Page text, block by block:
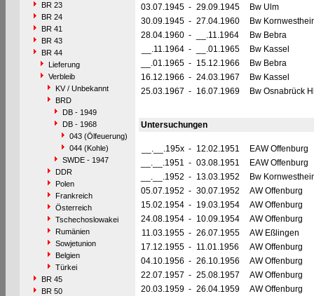
BR 23
BR 24
BR 41
BR 43
BR 44
Lieferung
Verbleib
KV / Unbekannt
BRD
DB - 1949
DB - 1968
043 (Ölfeuerung)
044 (Kohle)
SWDE - 1947
DDR
Polen
Frankreich
Österreich
Tschechoslowakei
Rumänien
Sowjetunion
Belgien
Türkei
BR 45
BR 50
03.07.1945 - 29.09.1945
Bw Ulm
30.09.1945 - 27.04.1960
Bw
28.04.1960 - __.11.1964
Bw Bebra
__.11.1964 - __.01.1965
Bw Kassel
__.01.1965 - 15.12.1966
Bw Bebra
16.12.1966 - 24.03.1967
Bw Kassel
25.03.1967 - 16.07.1969 Bw Osnabrück
Untersuchungen
__.__.195x - 12.02.1951
EAW Offenburg
__.__.1951 - 03.08.1951
EAW Offenburg
__.__.1952 - 13.03.1952
Bw
05.07.1952 - 30.07.1952
AW Offenburg
15.02.1954 - 19.03.1954
AW Offenburg
24.08.1954 - 10.09.1954
AW Offenburg
11.03.1955 - 26.07.1955
AW Eßlingen
17.12.1955 - 11.01.1956
AW Offenburg
04.10.1956 - 26.10.1956
AW Offenburg
22.07.1957 - 25.08.1957
AW Offenburg
20.03.1959 - 26.04.1959
AW Offenburg